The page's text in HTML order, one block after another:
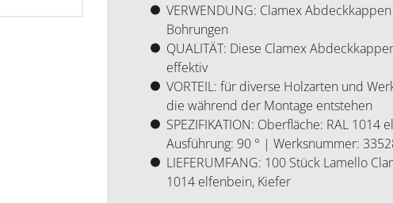
VERWENDUNG: Clamex
Bohrungen
QUALITÄT: Diese Clamex
effektiv
VORTEIL: für diverse Holzarten und
die während der Montage entstehen
SPEZIFIKATION: Oberfläche: RAL
Ausführung: 90 ° | Werksnummer:
LIEFERUMFANG: 100 Stück Lamello
1014 elfenbein, Kiefer